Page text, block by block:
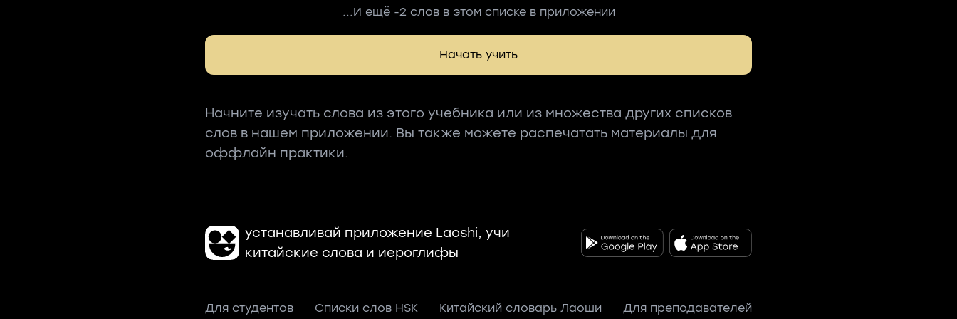
...И ещё -2 слов в этом списке в приложении
Начать учить
Начните изучать слова из этого учебника или из множества других списков
слов в нашем приложении. Вы также можете распечатать материалы для
оффлайн практики.
устанавливай приложение Laoshi, учи
китайские слова и иероглифы
Для студентов Списки слов HSK Китайский словарь Лаоши Для преподавателей